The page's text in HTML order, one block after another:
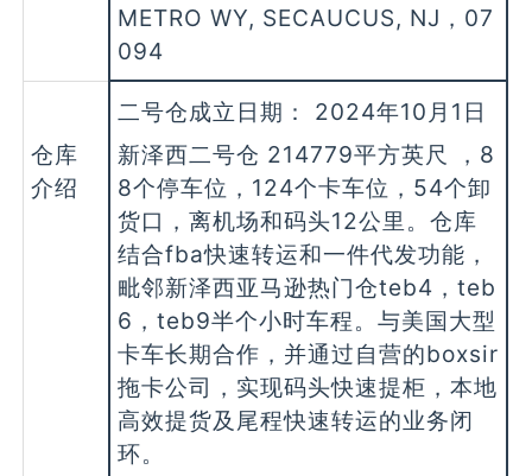
METRO WY, SECAUCUS, NJ，07
094
仓库
介绍
二号仓成立日期： 2024年10月1日
新泽西二号仓 214779平方英尺 ，8
8个停车位，124个卡车位，54个卸
货口，离机场和码头12公里。仓库
结合fba快速转运和一件代发功能，
毗邻新泽西亚马逊热门仓teb4，teb
6，teb9半个小时车程。与美国大型
卡车长期合作，并通过自营的boxsir
拖卡公司，实现码头快速提柜，本地
高效提货及尾程快速转运的业务闭
环。